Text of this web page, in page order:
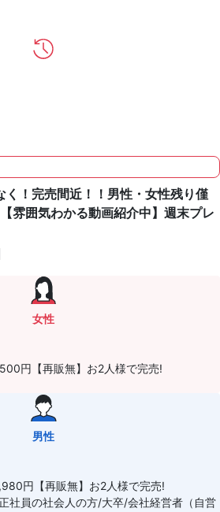
く！完売間近！！男性・女性残り僅
雰囲気わかる動画紹介中】週末プレ
女性
円【再販無】お2人様で完売!
男性
円【再販無】お2人様で完売!
社員の社会人の方/大卒/会社経営者（自営